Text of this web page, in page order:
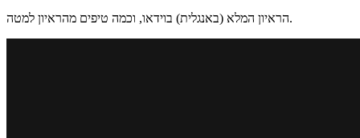
הראיון המלא (באנגלית) בוידאו, וכמה טיפים מהראיון למטה.